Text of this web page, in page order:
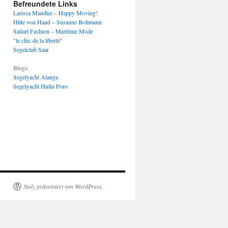
Befreundete Links
Larissa Mandler – Happy Moving!
Hüte von Hand – Susanne Bollmann
Sailart Fashion – Maritime Mode
"le chic de la liberté"
Segelclub Saar
Blogs:
Segelyacht Atanga
Segelyacht Hullu Poro
Stolz präsentiert von WordPress.